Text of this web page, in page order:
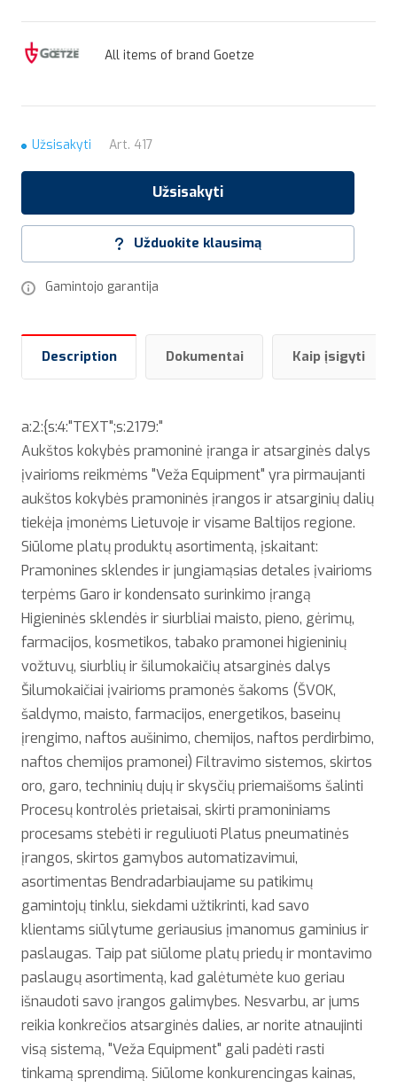
All items of brand Goetze
Užsisakyti Art. 417
Užsisakyti
Užduokite klausimą
Gamintojo garantija
Description Dokumentai Kaip įsigyti
a:2:{s:4:"TEXT";s:2179:"
Aukštos kokybės pramoninė įranga ir atsarginės dalys
įvairioms reikmėms "Veža Equipment" yra pirmaujanti
aukštos kokybės pramoninės įrangos ir atsarginių dalių
tiekėja įmonėms Lietuvoje ir visame Baltijos regione.
Siūlome platų produktų asortimentą, įskaitant:
Pramonines sklendes ir jungiamąsias detales įvairioms
terpėms Garo ir kondensato surinkimo įrangą
Higieninės sklendės ir siurbliai maisto, pieno, gėrimų,
farmacijos, kosmetikos, tabako pramonei higieninių
vožtuvų, siurblių ir šilumokaičių atsarginės dalys
Šilumokaičiai įvairioms pramonės šakoms (ŠVOK,
šaldymo, maisto, farmacijos, energetikos, baseinų
įrengimo, naftos aušinimo, chemijos, naftos perdirbimo,
naftos chemijos pramonei) Filtravimo sistemos, skirtos
oro, garo, techninių dujų ir skysčių priemaišoms šalinti
Procesų kontrolės prietaisai, skirti pramoniniams
procesams stebėti ir reguliuoti Platus pneumatinės
įrangos, skirtos gamybos automatizavimui,
asortimentas Bendradarbiaujame su patikimų
gamintojų tinklu, siekdami užtikrinti, kad savo
klientams siūlytume geriausius įmanomus gaminius ir
paslaugas. Taip pat siūlome platų priedų ir montavimo
paslaugų asortimentą, kad galėtumėte kuo geriau
išnaudoti savo įrangos galimybes. Nesvarbu, ar jums
reikia konkrečios atsarginės dalies, ar norite atnaujinti
visą sistemą, "Veža Equipment" gali padėti rasti
tinkamą sprendimą. Siūlome konkurencingas kainas,